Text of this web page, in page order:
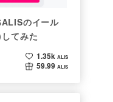
のイール
てみた
1.35k ALIS
59.99 ALIS